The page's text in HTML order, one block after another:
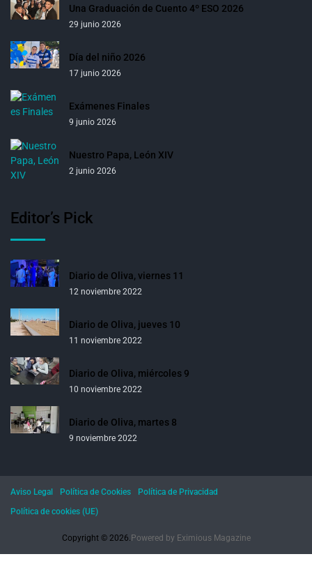
Una Graduación de Cuento 4º ESO 2026
29 junio 2026
Día del niño 2026
17 junio 2026
Exámenes Finales
9 junio 2026
Nuestro Papa, León XIV
2 junio 2026
Editor’s Pick
Diario de Oliva, viernes 11
12 noviembre 2022
Diario de Oliva, jueves 10
11 noviembre 2022
Diario de Oliva, miércoles 9
10 noviembre 2022
Diario de Oliva, martes 8
9 noviembre 2022
Copyright © 2026. Powered by Eximious Magazine
Aviso Legal Política de Cookies
Política de Privacidad
Política de cookies (UE)